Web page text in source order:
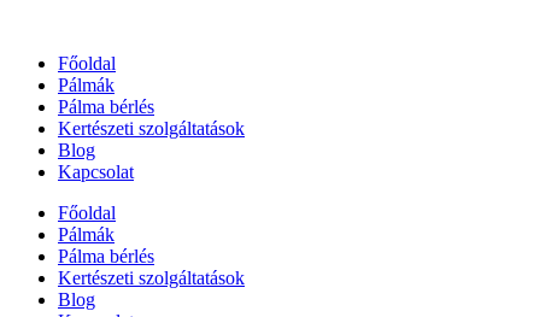
Főoldal
Pálmák
Pálma bérlés
Kertészeti szolgáltatások
Blog
Kapcsolat
Főoldal
Pálmák
Pálma bérlés
Kertészeti szolgáltatások
Blog